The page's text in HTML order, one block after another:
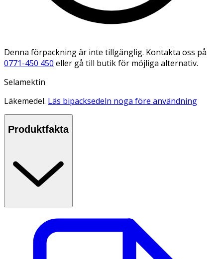
Denna förpackning är inte tillgänglig. Kontakta oss på
0771-450 450 eller gå till butik för möjliga alternativ.
Selamektin
Läkemedel. Läs bipacksedeln noga före användning
Produktfakta